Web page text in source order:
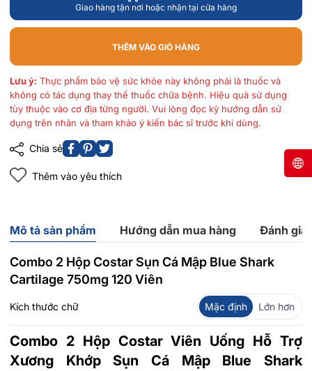
Giao hàng tận nơi hoặc nhận tại cửa hàng
THÊM VÀO GIỎ HÀNG
Lưu ý: Thực phẩm bảo vệ sức khỏe này không phải là thuốc và
không có tác dụng thay thế thuốc chữa bệnh. Hiệu quả sử dụng
tùy thuộc vào cơ địa từng người. Vui lòng đọc kỹ hướng dẫn sử
dụng trên nhãn và tham khảo ý kiến bác sĩ trước khi dùng.
Chia sẻ
Thêm vào yêu thích
Mô tả sản phẩm Hướng dẫn mua hàng Đánh giá
Combo 2 Hộp Costar Sụn Cá Mập Blue Shark
Cartilage 750mg 120 Viên
Kích thước chữ Mặc định Lớn hơn
Combo 2 Hộp Costar Viên Uống Hỗ Trợ
Xương Khớp Sụn Cá Mập Blue Shark